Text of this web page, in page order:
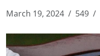
March 19, 2024 549